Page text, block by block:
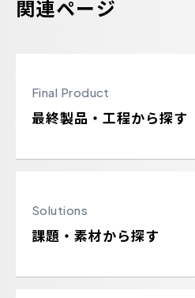
関連ページ
Final Product
最終製品・工程から探す
Solutions
課題・素材から探す